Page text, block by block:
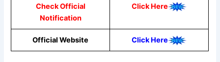
Check Official
Notification
Click Here
Official Website Click Here